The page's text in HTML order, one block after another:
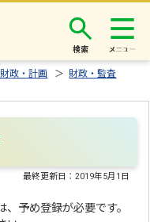
検索
政・計画 ＞ 財政・監査
最終更新日：2019年5月1日
予め登録が必要です。